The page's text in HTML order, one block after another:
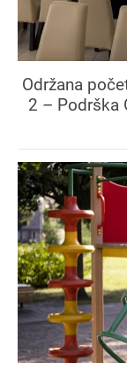
Održana
2 – Podrška